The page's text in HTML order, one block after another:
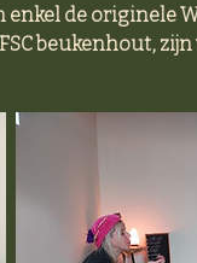
de originele
beukenhout,